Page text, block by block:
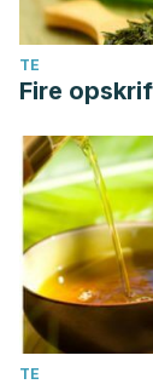
TE
Fire
TE